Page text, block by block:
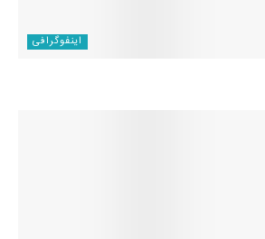
اینفوگرافی